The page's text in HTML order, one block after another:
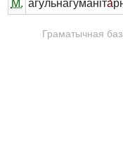
М. агульнагуманіта́
Граматычная